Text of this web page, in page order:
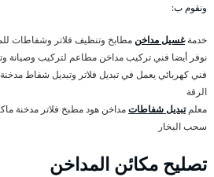
ونقوم ب:
خدمةغسيل مداخنمطابخ وتنظيف فلاتر وشفاطات
نوفر أيضا فني تركيب مداخن مطاعم لتركيب وصيانة
فني كهربائي يعمل في تبديل فلاتر وتبديل شفاط
الرقة
معلمتبديل شفاطاتمداخن هود مطبخ فلاتر مدخنة
سحب البخار
تصليح مكائن المداخن